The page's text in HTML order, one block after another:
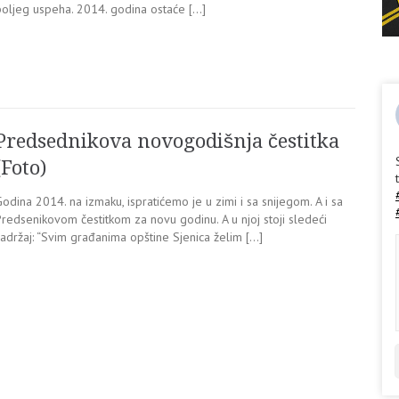
uspeha. 2014. godina ostaće […]
novogodišnja čestitka
2014. na izmaku, ispratićemo je u zimi i sa snijegom. A i sa
čestitkom za novu godinu. A u njoj stoji sledeći
“Svim građanima opštine Sjenica želim […]